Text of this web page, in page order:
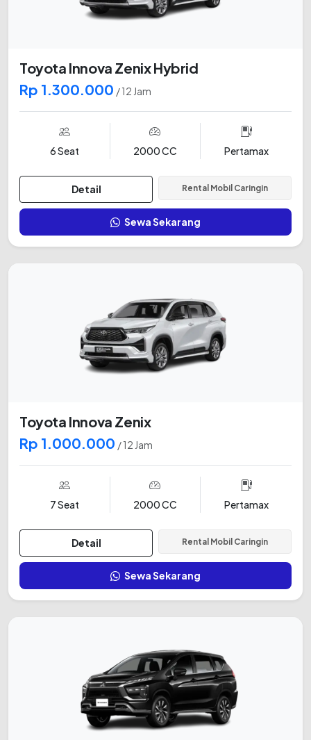
Toyota Innova Zenix Hybrid
Rp 1.300.000 / 12 Jam
6 Seat 2000 CC Pertamax
Detail Rental Mobil Caringin
Sewa Sekarang
Toyota Innova Zenix
Rp 1.000.000 / 12 Jam
7 Seat 2000 CC Pertamax
Detail Rental Mobil Caringin
Sewa Sekarang